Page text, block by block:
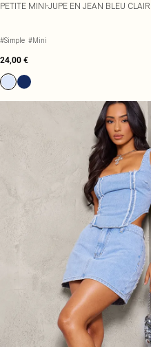
PETITE MINI-JUPE EN JEAN BLEU CLAIR
#Simple #Mini
24,00 €